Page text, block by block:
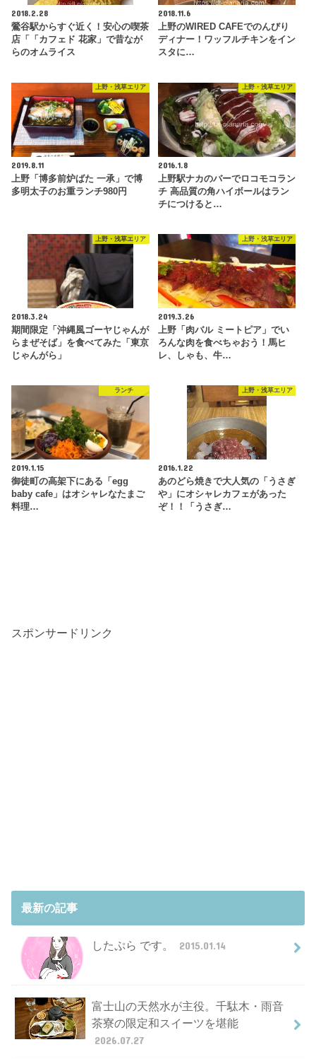
2018.2.28
鶯谷駅からすぐ近く！安心の喫茶
店「「カフェド 花家」で昔なが
らのオムライス
2018.11.6
上野のWIRED CAFEでのんびり
ディナー！ワッフルチキンをイン
スタに…
上野・浅草エリア
2019.8.11
上野「博多前炉ばた 一承」で博
多明太子のお重ランチ980円
上野・浅草エリア
2016.1.8
上野駅ナカのバーでロコモコラン
チ 高品質の角ハイボールはラン
チにつけると…
上野・浅草エリア
2018.3.24
期間限定「沖縄風ゴーヤじゃんが
らまぜそば」を食べてみた「東京
じゃんがら」
上野・浅草エリア
2019.3.26
上野「肉バル ミートピア」でい
ろんな肉を食べちゃおう！馬ヒ
レ、しゃも、牛…
ランチ
2019.1.15
御徒町の高架下にある「egg
baby cafe」はオシャレなたまご
料理…
上野・浅草エリア
2016.1.22
あのどら焼きで大人気の「うさぎ
や」にオシャレカフェがあった
ぞ！！「うさぎ…
スポンサードリンク
最新の記事
したぷら です。 2015.01.14
富士山の天然水が主役。千駄木・雨音
茶寮の限定和スイーツを堪能
2026.07.27